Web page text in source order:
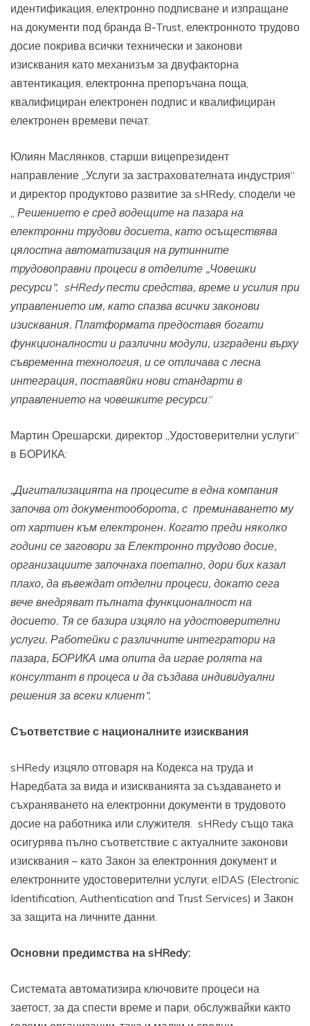
идентификация, електронно подписване и изпращане
на документи под бранда B-Trust, електронното трудово
досие покрива всички технически и законови
изисквания като механизъм за двуфакторна
автентикация, електронна препоръчана поща,
квалифициран електронен подпис и квалифициран
електронен времеви печат.
Юлиян Маслянков, старши вицепрезидент
направление „Услуги за застрахователната индустрия“
и директор продуктово развитие за sHRedy, сподели че
Решението е сред водещите на пазара на
електронни трудови досиета, като осъществява
цялостна автоматизация на рутинните
трудовоправни процеси в отделите „Човешки
ресурси“. sHRedy пести средства, време и усилия при
управлението им, като спазва всички законови
изисквания. Платформата предоставя богати
функционалности и различни модули, изградени върху
съвременна технология, и се отличава с лесна
интеграция, поставяйки нови стандарти в
управлението на човешките ресурси.“
Мартин Орешарски, директор „Удостоверителни услуги“
в БОРИКА:
„Дигитализацията на процесите в една компания
започва от документооборота, с преминаването му
от хартиен към електронен. Когато преди няколко
години се заговори за Електронно трудово досие,
организациите започнаха поетапно, дори бих казал
плахо, да въвеждат отделни процеси, докато сега
вече внедряват пълната функционалност на
досието. Тя се базира изцяло на удостоверителни
услуги. Работейки с различните интегратори на
пазара, БОРИКА има опита да играе ролята на
консултант в процеса и да създава индивидуални
решения за всеки клиент“.
Съответствие с националните изисквания
sHRedy изцяло отговаря на Кодекса на труда и
Наредбата за вида и изискванията за създаването и
съхраняването на електронни документи в трудовото
досие на работника или служителя. sHRedy също така
осигурява пълно съответствие с актуалните законови
изисквания – като Закон за електронния документ и
електронните удостоверителни услуги; eIDAS (Electronic
Identification, Authentication and Trust Services) и Закон
за защита на личните данни.
Основни предимства на sHRedy:
Системата автоматизира ключовите процеси на
заетост, за да спести време и пари, обслужвайки както